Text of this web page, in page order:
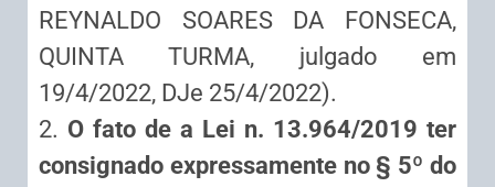
REYNALDO SOARES DA FONSECA,
QUINTA TURMA, julgado em
19/4/2022, DJe 25/4/2022).
2. O fato de a Lei n. 13.964/2019 ter
consignado expressamente no § 5º do